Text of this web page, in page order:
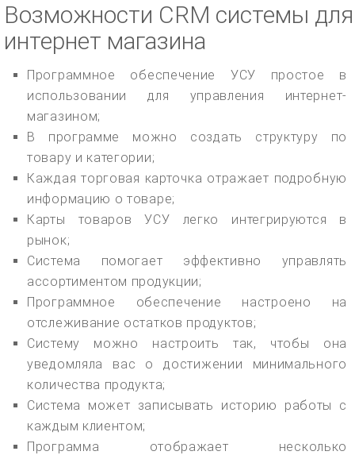
Возможности CRM системы для
интернет магазина
Программное обеспечение УСУ простое в
использовании для управления интернет-
магазином;
В программе можно создать структуру по
товару и категории;
Каждая торговая карточка отражает подробную
информацию о товаре;
Карты товаров УСУ легко интегрируются в
рынок;
Система помогает эффективно управлять
ассортиментом продукции;
Программное обеспечение настроено на
отслеживание остатков продуктов;
Систему можно настроить так, чтобы она
уведомляла вас о достижении минимального
количества продукта;
Система может записывать историю работы с
каждым клиентом;
Программа отображает несколько